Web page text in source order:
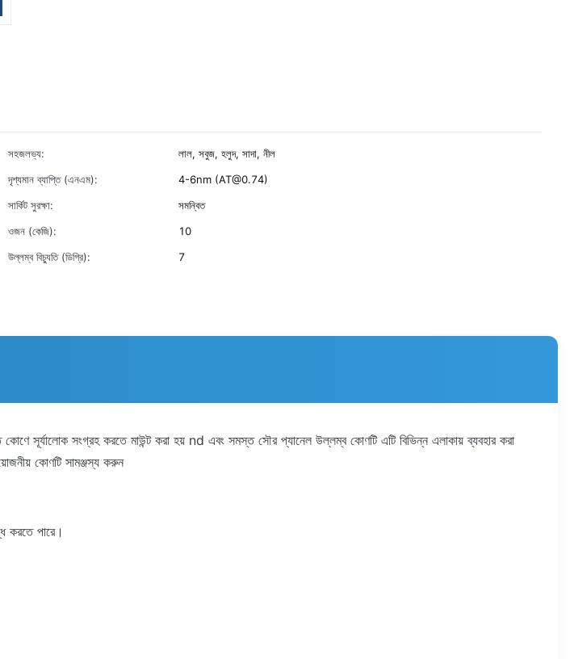
সহজলভ্য:
লাল, সবুজ, হলুদ, সাদা, নীল
দৃশ্যমান ব্যাপ্তি (এনএম):
4-6nm (AT@0.74)
সার্কিট সুরক্ষা:
সমন্বিত
ওজন (কেজি):
10
উল্লম্ব বিচ্যুতি (ডিগ্রি):
7
সূর্যালোক সংগ্রহ করতে মাউন্ট করা হয় nd এবং সমস্ত সৌর প্যানেল উল্লম্ব কোণটি এটি বিভিন্ন এলাকায় ব্যবহার করা
কোণটি সামঞ্জস্য করুন
করতে পারে।